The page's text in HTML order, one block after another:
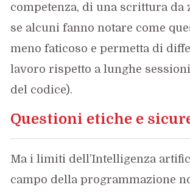
competenza, di una scrittura da
se alcuni fanno notare come
meno faticoso e permetta di
lavoro rispetto a lunghe
del codice).
Questioni etiche e
Ma i limiti dell’Intelligenza
campo della programmazione